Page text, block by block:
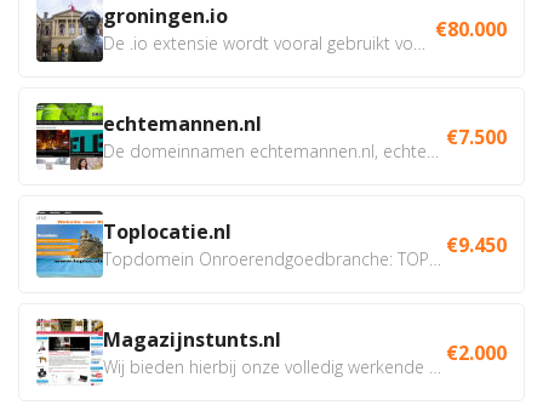
groningen.io €80.000
echtemannen.nl €7.500
Toplocatie.nl €9.450
Magazijnstunts.nl €2.000